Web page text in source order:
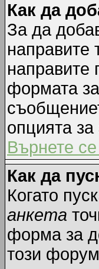
Как да
За да
направите
направите
формата
опцията
Върнете
Как да
Когато
анкета
форма за
този